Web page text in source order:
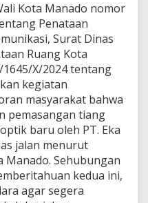
Kota Manado nomor
Penataan
Surat Dinas
Ruang Kota
X/2024 tentang
kegiatan
masyarakat bahwa
pemasangan tiang
baru oleh PT. Eka
jalan menurut
Manado. Sehubungan
kedua ini,
agar segera